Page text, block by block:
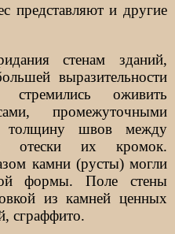
представляют и другие
стенам зданий,
выразительности
стремились оживить
промежуточными
толщину швов между
отески их кромок.
камни (русты) могли
формы. Поле стены
из камней ценных
сграффито.